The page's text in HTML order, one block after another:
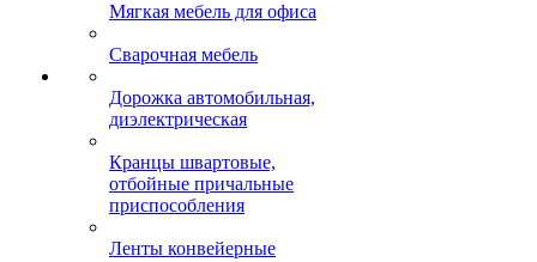
Мягкая мебель для офиса
Сварочная мебель
Дорожка автомобильная,
диэлектрическая
Кранцы швартовые,
отбойные причальные
приспособления
Ленты конвейерные